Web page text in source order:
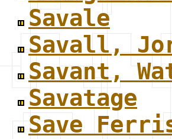
Savale
Savall,
Savant,
Savatage
Save